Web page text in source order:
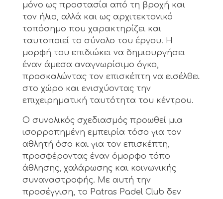
μόνο ως προστασία από τη βροχή και
τον ήλιο, αλλά και ως αρχιτεκτονικό
τοπόσημο που χαρακτηρίζει και
ταυτοποιεί το σύνολο του έργου. Η
μορφή του επιδιώκει να δημιουργήσει
έναν άμεσα αναγνωρίσιμο όγκο,
προσκαλώντας τον επισκέπτη να εισέλθει
στο χώρο και ενισχύοντας την
επιχειρηματική ταυτότητα του κέντρου.
Ο συνολικός σχεδιασμός προωθεί μια
ισορροπημένη εμπειρία τόσο για τον
αθλητή όσο και για τον επισκέπτη,
προσφέροντας έναν όμορφο τόπο
άθλησης, χαλάρωσης και κοινωνικής
συναναστροφής. Με αυτή την
προσέγγιση, το Patras Padel Club δεν